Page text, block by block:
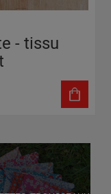
- tissu